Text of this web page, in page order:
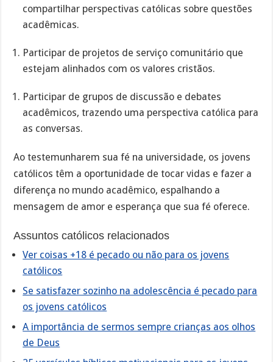
compartilhar perspectivas católicas sobre questões
acadêmicas.
Participar de projetos de serviço comunitário que
estejam alinhados com os valores cristãos.
Participar de grupos de discussão e debates
acadêmicos, trazendo uma perspectiva católica para
as conversas.
Ao testemunharem sua fé na universidade, os jovens
católicos têm a oportunidade de tocar vidas e fazer a
diferença no mundo acadêmico, espalhando a
mensagem de amor e esperança que sua fé oferece.
Assuntos católicos relacionados
Ver coisas +18 é pecado ou não para os jovens
católicos
Se satisfazer sozinho na adolescência é pecado para
os jovens católicos
A importância de sermos sempre crianças aos olhos
de Deus